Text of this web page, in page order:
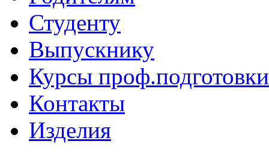
Студенту
Выпускнику
Курсы проф.подготовки
Контакты
Изделия